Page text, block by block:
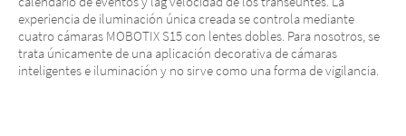
experiencia de iluminación única creada se controla mediante
cuatro cámaras MOBOTIX S15 con lentes dobles. Para nosotros, se
trata únicamente de una aplicación decorativa de cámaras
inteligentes e iluminación y no sirve como una forma de vigilancia.